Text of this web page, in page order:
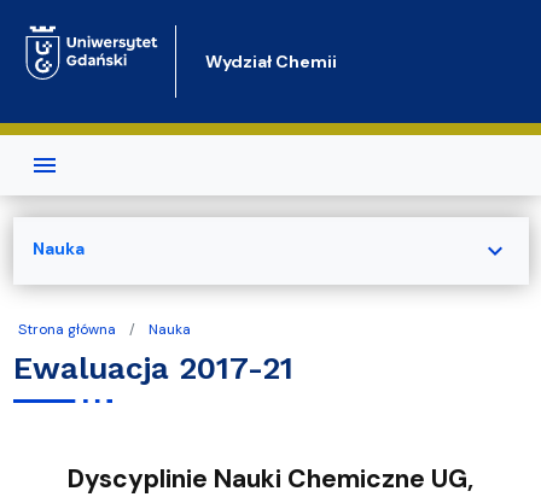
Wydział Chemii
Strona główna Nauka
Ewaluacja 2017-21
Dyscyplinie Nauki Chemiczne UG,
Nauka expand_more